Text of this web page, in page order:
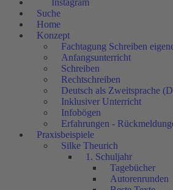
Suche
Home
Konzept
Fachtagung Schreiben
Anfangsunterricht
Schreiben
Rechtschreiben
Deutsch als Zweitsprache
Inklusiver Unterricht
Infobögen
Erfahrungen -
Praxisbeispiele
Silke Theurich
1. Schuljahr
Tagebücher
Autorenrunden